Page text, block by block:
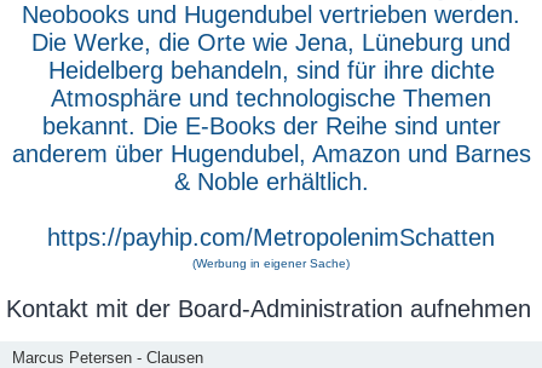
Neobooks und Hugendubel vertrieben werden.
Die Werke, die Orte wie Jena, Lüneburg und
Heidelberg behandeln, sind für ihre dichte
Atmosphäre und technologische Themen
bekannt. Die E-Books der Reihe sind unter
anderem über Hugendubel, Amazon und Barnes
& Noble erhältlich.
https://payhip.com/MetropolenimSchatten
(Werbung in eigener Sache)
Kontakt mit der Board-Administration aufnehmen
Marcus Petersen - Clausen